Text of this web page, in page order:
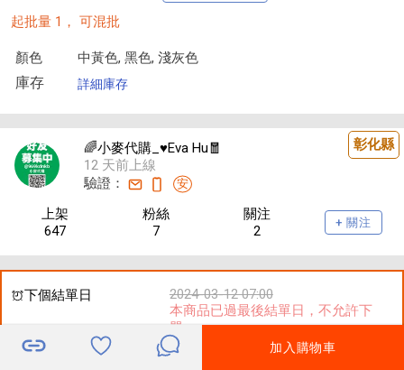
起批量 1， 可混批
顏色 中黃色, 黑色, 淺灰色
庫存 詳細庫存
彰化縣
🌈小麥代購_♥️Eva Hu🧧
12 天前上線
驗證：
安
上架
647
粉絲
7
關注
2
+ 關注
下個結單日
2024-03-12 07:00
本商品已過最後結單日，不允許下
單
加入購物車